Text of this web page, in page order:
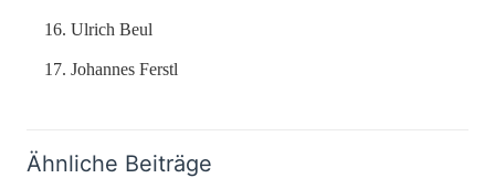
Ulrich Beul
Johannes Ferstl
Ähnliche Beiträge